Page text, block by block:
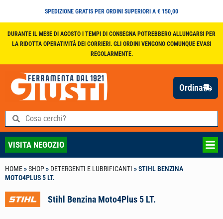
SPEDIZIONE GRATIS PER ORDINI SUPERIORI A € 150,00
DURANTE IL MESE DI AGOSTO I TEMPI DI CONSEGNA POTREBBERO ALLUNGARSI PER
LA RIDOTTA OPERATIVITÀ DEI CORRIERI. GLI ORDINI VENGONO COMUNQUE EVASI
REGOLARMENTE.
Ordina
VISITA NEGOZIO
HOME»SHOP» DETERGENTI E LUBRIFICANTI »STIHL BENZINA
MOTO4PLUS 5 LT.
Stihl Benzina Moto4Plus 5 LT.